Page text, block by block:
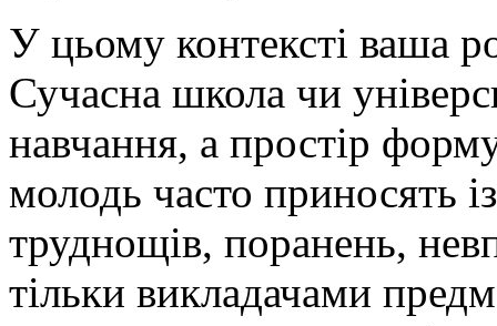
У цьому контексті ваша
Сучасна школа чи
навчання, а простір
молодь часто приносять
труднощів, поранень,
тільки викладачами